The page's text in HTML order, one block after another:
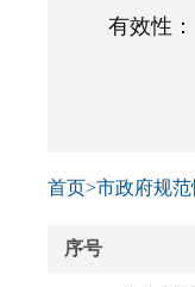
有效性：
首页>市政府规
序号